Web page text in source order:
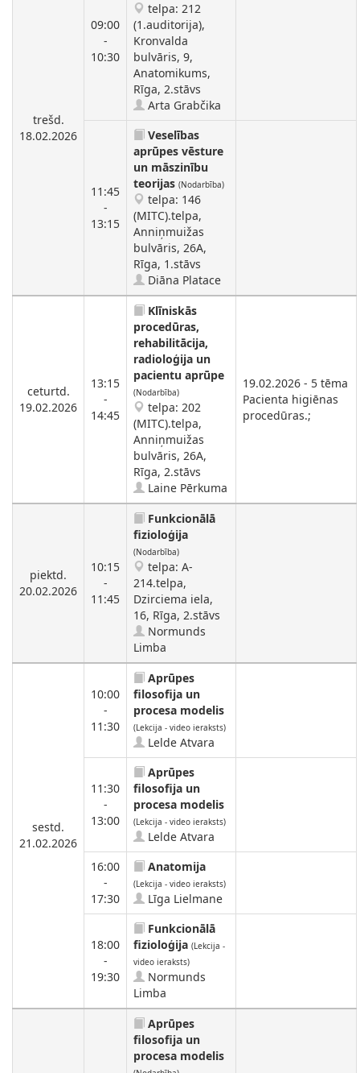
trešd.
18.02.2026
09:00
-
10:30
telpa: 212
(1.auditorija),
Kronvalda
bulvāris, 9,
Anatomikums,
Rīga, 2.stāvs
Arta Grabčika
11:45
-
13:15
Veselības
aprūpes vēsture
un māszinību
teorijas (Nodarbība)
telpa: 146
(MITC).telpa,
Anniņmuižas
bulvāris, 26A,
Rīga, 1.stāvs
Diāna Platace
ceturtd.
19.02.2026
13:15
-
14:45
Klīniskās
procedūras,
rehabilitācija,
radioloģija un
pacientu aprūpe
(Nodarbība)
telpa: 202
(MITC).telpa,
Anniņmuižas
bulvāris, 26A,
Rīga, 2.stāvs
Laine Pērkuma
19.02.2026 - 5 tēma
Pacienta higiēnas
procedūras.;
piektd.
20.02.2026
10:15
-
11:45
Funkcionālā
fizioloģija
(Nodarbība)
telpa: A-
214.telpa,
Dzirciema iela,
16, Rīga, 2.stāvs
Normunds
Limba
sestd.
21.02.2026
10:00
-
11:30
Aprūpes
filosofija un
procesa modelis
(Lekcija - video ieraksts)
Lelde Atvara
11:30
-
13:00
Aprūpes
filosofija un
procesa modelis
(Lekcija - video ieraksts)
Lelde Atvara
16:00
-
17:30
Anatomija
(Lekcija - video ieraksts)
Līga Lielmane
18:00
-
19:30
Funkcionālā
fizioloģija (Lekcija -
video ieraksts)
Normunds
Limba
Aprūpes
filosofija un
procesa modelis